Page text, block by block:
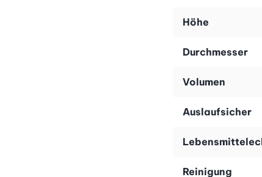
Höhe
Durchmesser
Volumen
Auslaufsicher
Reinigung